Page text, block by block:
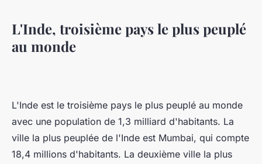
L'Inde, troisième pays le plus peuplé
au monde
L'Inde est le troisième pays le plus peuplé au monde
avec une population de 1,3 milliard d'habitants. La
ville la plus peuplée de l'Inde est Mumbai, qui compte
18,4 millions d'habitants. La deuxième ville la plus